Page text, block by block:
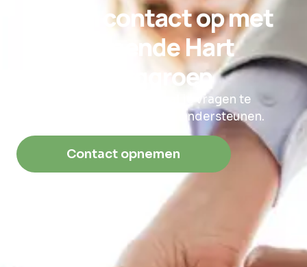
Neem contact op met
Helpende Hart
Zorggroep
Wij staan klaar om al je vragen te
beantwoorden en je te ondersteunen.
Contact opnemen